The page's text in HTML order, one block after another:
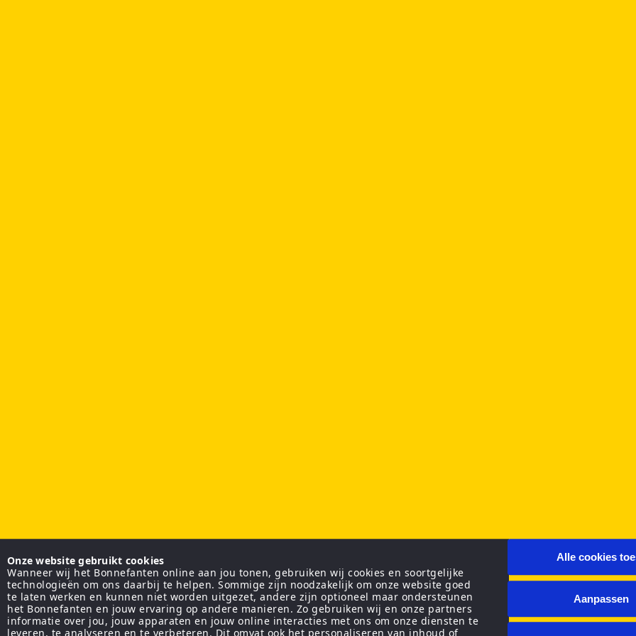
Onze website gebruikt cookies
Wanneer wij het Bonnefanten online aan jou tonen, gebruiken wij cookies en soortgelijke
technologieën om ons daarbij te helpen. Sommige zijn noodzakelijk om onze website goed
te laten werken en kunnen niet worden uitgezet, andere zijn optioneel maar ondersteunen
het Bonnefanten en jouw ervaring op andere manieren. Zo gebruiken wij en onze partners
informatie over jou, jouw apparaten en jouw online interacties met ons om onze diensten te
leveren, te analyseren en te verbeteren. Dit omvat ook het personaliseren van inhoud of
Alle cookies
Aanpassen